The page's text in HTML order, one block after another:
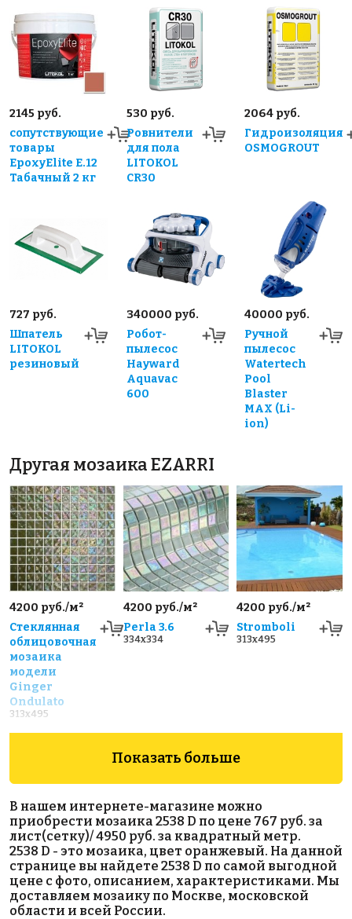
2145 руб.
сопутствующие
товары
EpoxyElite E.12
Табачный 2 кг
530 руб.
Ровнители
для пола
LITOKOL
CR30
2064 руб.
Гидроизоляция
OSMOGROUT
727 руб.
Шпатель
LITOKOL
резиновый
340000 руб.
Робот-
пылесос
Hayward
Aquavac
600
40000 руб.
Ручной
пылесос
Watertech
Pool
Blaster
MAX (Li-
ion)
Другая мозаика EZARRI
4200 руб./м²
Стеклянная
облицовочная
мозаика
модели
Ginger
Ondulato
313x495
4200 руб./м²
Perla 3.6
334x334
4200 руб./м²
Stromboli
313x495
9900 руб./м²
Drops
313x495
4280 руб./м²
2532 B
313x495
4200 руб./м²
Mauna Loa
313x495
Показать больше
В нашем интернете-магазине можно
приобрести мозаика 2538 D по цене 767 руб. за
лист(сетку)/ 4950 руб. за квадратный метр.
2538 D - это мозаика, цвет оранжевый. На данной
странице вы найдете 2538 D по самой выгодной
цене с фото, описанием, характеристиками. Мы
доставляем мозаику по Москве, московской
области и всей России.